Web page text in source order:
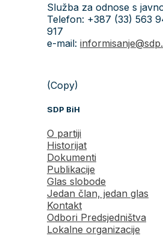
Služba za odnose s
Telefon: +387 (33) 563
917
e-mail:
(Copy)
SDP BiH
O partiji
Historijat
Dokumenti
Publikacije
Glas slobode
Jedan član, jedan glas
Kontakt
Odbori Predsjedništva
Lokalne organizacije